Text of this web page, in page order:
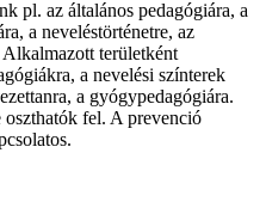
pl. az általános pedagógiára, a
a neveléstörténetre, az
Alkalmazott területként
a nevelési színterek
a gyógypedagógiára.
oszthatók fel. A prevenció